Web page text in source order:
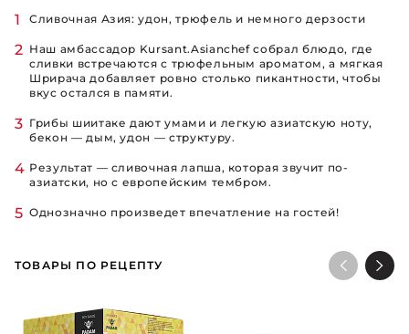
Сливочная Азия: удон, трюфель и немного дерзости
Наш амбассадор Kursant.Asianchef собрал блюдо, где
сливки встречаются с трюфельным ароматом, а мягкая
Шрирача добавляет ровно столько пикантности, чтобы
вкус остался в памяти.
Грибы шиитаке дают умами и легкую азиатскую ноту,
бекон — дым, удон — структуру.
Результат — сливочная лапша, которая звучит по-
азиатски, но с европейским тембром.
Однозначно произведет впечатление на гостей!
ТОВАРЫ ПО РЕЦЕПТУ